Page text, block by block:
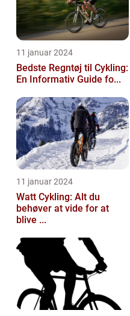
11 januar 2024
Bedste Regntøj til Cykling:
En Informativ Guide fo...
11 januar 2024
Watt Cykling: Alt du
behøver at vide for at
blive ...